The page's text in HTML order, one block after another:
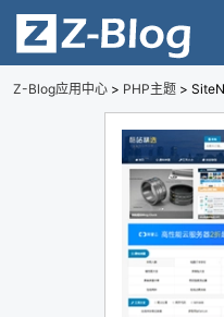
Z-Blog应用中心 > PHP主题 >